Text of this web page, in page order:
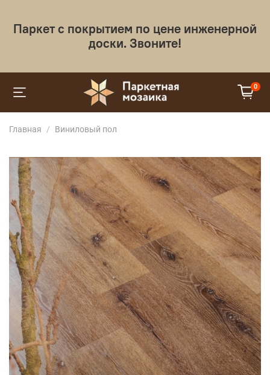
Паркет с покрытием по цене инженерной
доски. Звоните!
0
Главная Виниловый пол